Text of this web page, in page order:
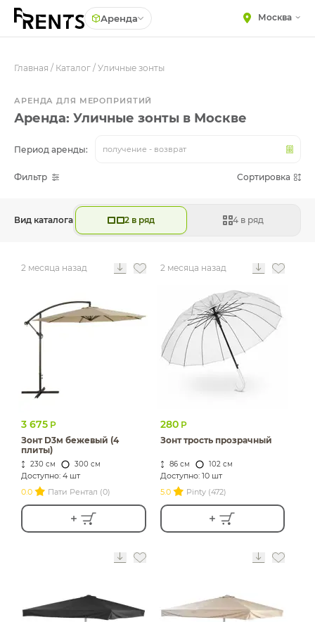
Аренда Москва
МЕБЕЛЬ
ТЕКСТИЛЬ
ДЕКОР
ПОДСТАВКИ И ВАЗЫ
ГОТОВЫЕ РЕШЕНИЯ
ДЕКОР
ИЗДЕЛИЯ ПОД ЗАКАЗ
ИЗДЕЛИЯ ДЛЯ
ТЕХНИЧЕСКОЕ
ОБОРУДОВАНИЕ
Подушки для стульев
Скамейки
Фуршетная мебель
Главная / Каталог / Уличные зонты
АРЕНДА ДЛЯ МЕРОПРИЯТИЙ
Аренда: Уличные зонты в Москве
Период аренды: получение - возврат
Фильтр Сортировка
Вид каталога 2 в ряд 4 в ряд
2 месяца назад
3 675 Р
Зонт D3м бежевый (4
плиты)
230 см 300 см
Доступно: 4 шт
0.0
Пати Рентал (0)
2 месяца назад
280 Р
Зонт трость прозрачный
86 см 102 см
Доступно: 10 шт
5.0
Pinty (472)